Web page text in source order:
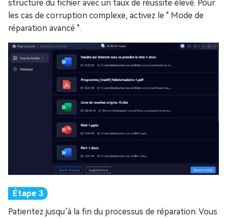
structure du fichier avec un taux de réussite élevé. Pour
les cas de corruption complexe, activez le " Mode de
réparation avancé ".
Patientez jusqu’à la fin du processus de réparation. Vous